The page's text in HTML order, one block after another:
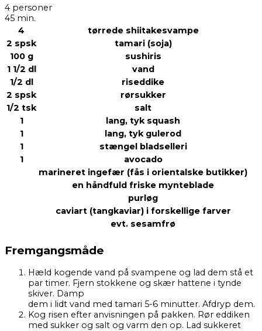
4 personer
45 min.
4
tørrede shiitakesvampe
2 spsk
tamari (soja)
100 g
sushiris
1 1/2 dl
vand
1/2 dl
riseddike
2 spsk
rørsukker
1/2 tsk
salt
1
lang, tyk squash
1
lang, tyk gulerod
1
stængel bladselleri
1
avocado
marineret ingefær (fås i orientalske butikker)
en håndfuld friske mynteblade
purløg
caviart (tangkaviar) i forskellige farver
evt. sesamfrø
Fremgangsmåde
Hæld kogende vand på svampene og lad dem stå et
par timer. Fjern stokkene og skær hattene i tynde
skiver. Damp
dem i lidt vand med tamari 5-6 minutter. Afdryp dem.
Kog risen efter anvisningen på pakken. Rør eddiken
med sukker og salt og varm den op. Lad sukkeret